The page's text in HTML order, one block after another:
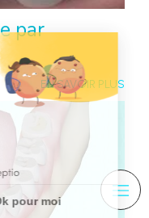
par
EN SAVOIR PLUS